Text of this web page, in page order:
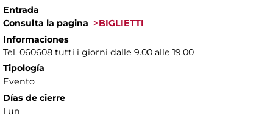
Entrada
Consulta la pagina >BIGLIETTI
Informaciones
Tel. 060608 tutti i giorni dalle 9.00 alle 19.00
Tipología
Evento
Días de cierre
Lun